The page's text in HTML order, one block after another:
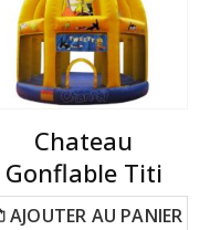
Chateau
Gonflable Titi
AJOUTER AU PANIER